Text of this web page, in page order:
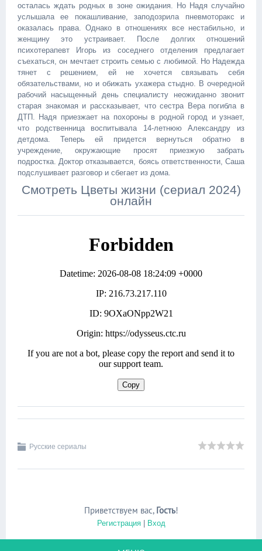
осталась ждать родных в зоне ожидания. Но Надя случайно
услышала ее покашливание, заподозрила пневмоторакс и
оказалась права. Однако в отношениях все нестабильно, и
женщину это устраивает. После долгих отношений
психотерапевт Игорь из соседнего отделения предлагает
съехаться, он мечтает строить семью с любимой. Но Надежда
тянет с решением, ей не хочется связывать себя
обязательствами, но и обижать ухажера стыдно. В очередной
рабочий насыщенный день специалисту неожиданно звонит
старая знакомая и рассказывает, что сестра Вера погибла в
ДТП. Надя приезжает на похороны в родной город и узнает,
что родственница воспитывала 14-летнюю Александру из
детдома. Теперь ей придется вернуться обратно в
учреждение, окружающие просят приезжую забрать
подростка. Доктор отказывается, боясь ответственности, Саша
подслушивает разговор и сбегает из дома.
Смотреть Цветы жизни (сериал 2024)
онлайн
Русские сериалы
Приветствуем вас, Гость!
Регистрация| Вход